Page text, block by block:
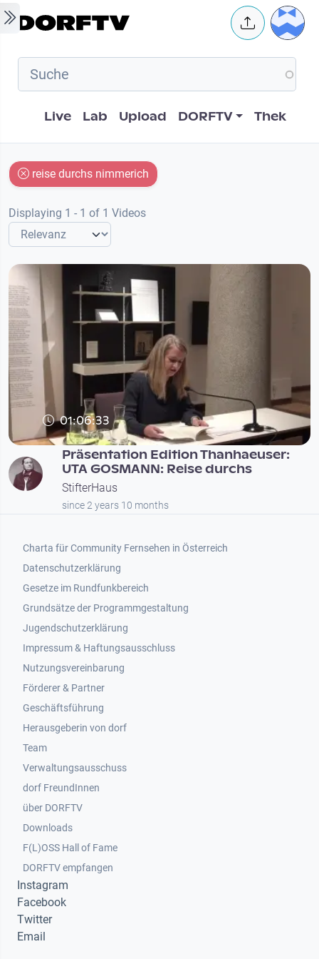
Skip to main content User
Hauptnavigation
Live Lab Upload DORFTV Thek
reise durchs nimmerich
Displaying 1 - 1 of 1 Videos
01:06:33
Präsentation Edition Thanhaeuser:
UTA GOSMANN: Reise durchs
StifterHaus
since 2 years 10 months
Footer 1
Charta für Community Fernsehen in Österreich
Datenschutzerklärung
Gesetze im Rundfunkbereich
Grundsätze der Programmgestaltung
Jugendschutzerklärung
Impressum & Haftungsausschluss
Nutzungsvereinbarung
Footer 2
Förderer & Partner
Geschäftsführung
Herausgeberin von dorf
Team
Verwaltungsausschuss
dorf FreundInnen
Footer 3
über DORFTV
Downloads
F(L)OSS Hall of Fame
Footer 4
DORFTV empfangen
Instagram
Facebook
Twitter
Email